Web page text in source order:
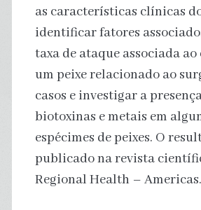
as características clínicas
identificar fatores
taxa de ataque associada ao
um peixe relacionado ao
casos e investigar a
biotoxinas e metais em
espécimes de peixes. O
publicado na revista
Regional Health – Americas.